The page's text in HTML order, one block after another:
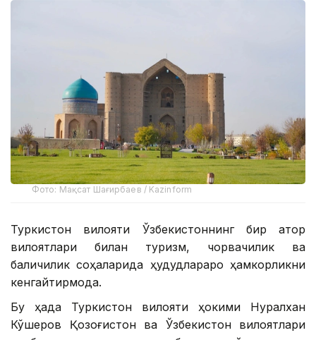
Фото: Мақсат Шағирбаев / Kazinform
Туркистон вилояти Ўзбекистоннинг бир қатор
вилоятлари билан туризм, чорвачилик ва
балиқчилик соҳаларида ҳудудлараро ҳамкорликни
кенгайтирмоқда.
Бу ҳақда Туркистон вилояти ҳокими Нуралхан
Кўшеров Қозоғистон ва Ўзбекистон вилоятлари